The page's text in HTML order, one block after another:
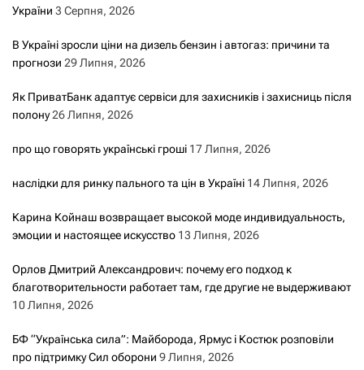
України 3 Серпня, 2026
В Україні зросли ціни на дизель бензин і автогаз: причини та
прогнози 29 Липня, 2026
Як ПриватБанк адаптує сервіси для захисників і захисниць після
полону26 Липня, 2026
про що говорять українські гроші 17 Липня, 2026
наслідки для ринку пального та цін в Україні 14 Липня, 2026
Карина Койнаш возвращает высокой моде индивидуальность,
эмоции и настоящее искусство 13 Липня, 2026
Орлов Дмитрий Александрович: почему его подход к
благотворительности работает там, где другие не выдерживают
10 Липня, 2026
БФ “Українська сила”: Майборода, Ярмус і Костюк розповіли
про підтримку Сил оборони 9 Липня, 2026